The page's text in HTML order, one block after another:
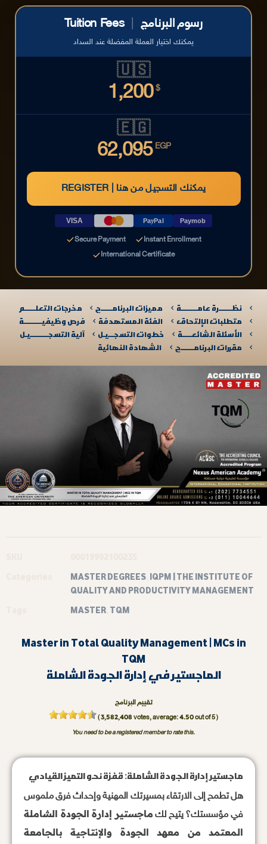
Tuition Fees رسوم البرنامج
يمكنك اختيار العملة المفضلة عند السداد
🇺🇸
1,200 $
🇪🇬
62,095 EGP
REGISTER | يمكنك التسجيل من هنا
VISA PayPal Paymob
Secure Payment
Instant Enrollment
International Certificate
نظـــــــرة عامـــــــــة مميزات البرنامــــــج
مخرجات التعلــــــم
متطلبات الإلتحاق
الفئة المستهدفة
فرص وظيفيــــــــــة
الأسئلة الشائعـــــة
خطوات التسجـــيـل
آلية التسجــــــــــيـل​
مقررات البرنامـــــــج
الشهادة النهائية
MASTER DEGREES IQPM | THE INSTITUTE OF
QUALITY AND PRODUCTIVITY MANAGEMENT
MASTER TQM
Master in Total Quality Management | MCs in
TQM
الماجستير في إدارة الجودة الشاملة
تقييم البرنامج
(3,582,408 votes, average:4.50out of 5 )
You need to be a registered member to rate this.
ماجستير إدارة الجودة الشاملة: قفزة نحو التميز القيادي
هل تطمح إلى الارتقاء بمسيرتك المهنية وإحداث فرق ملموس
في مؤسستك؟ يتيح لك ماجستير إدارة الجودة الشاملة
المعتمد من معهد الجودة والإنتاجية بالجامعة